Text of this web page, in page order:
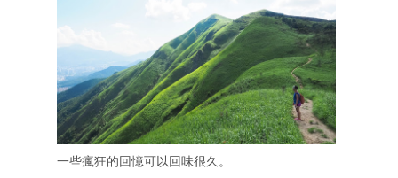
一些瘋狂的回憶可以回味很久。